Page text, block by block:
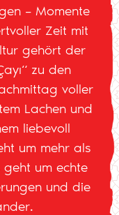
– Momente
Zeit mit
gehört der
zu den
voller
Lachen und
liebevoll
um mehr als
geht um echte
und die